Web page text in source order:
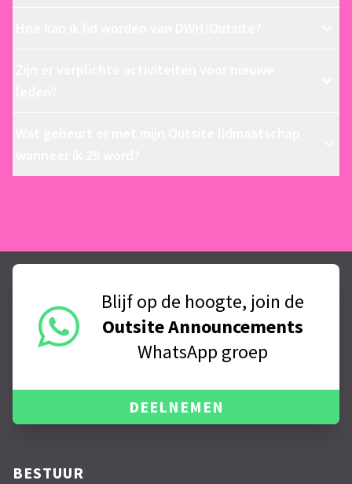
Blijf op de hoogte, join de
Outsite Announcements
WhatsApp groep
DEELNEMEN
BESTUUR